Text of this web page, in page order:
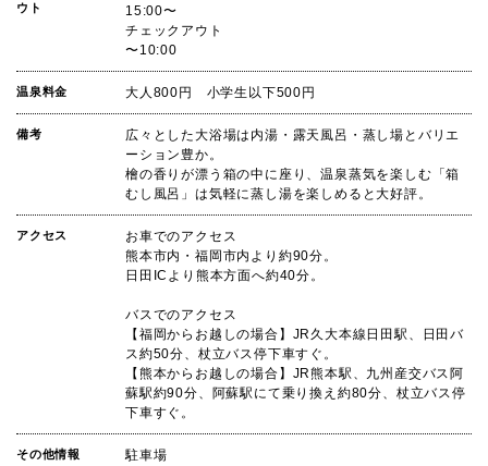
ウト
15:00〜
チェックアウト
〜10:00
温泉料金 大人800円 小学生以下500円
備考
広々とした大浴場は内湯・露天風呂・蒸し場とバリエ
ーション豊か。
檜の香りが漂う箱の中に座り、温泉蒸気を楽しむ「箱
むし風呂」は気軽に蒸し湯を楽しめると大好評。
アクセス
お車でのアクセス
熊本市内・福岡市内より約90分。
日田ICより熊本方面へ約40分。
バスでのアクセス
【福岡からお越しの場合】JR久大本線日田駅、日田バ
ス約50分、杖立バス停下車すぐ。
【熊本からお越しの場合】JR熊本駅、九州産交バス阿
蘇駅約90分、阿蘇駅にて乗り換え約80分、杖立バス停
下車すぐ。
その他情報
駐車場